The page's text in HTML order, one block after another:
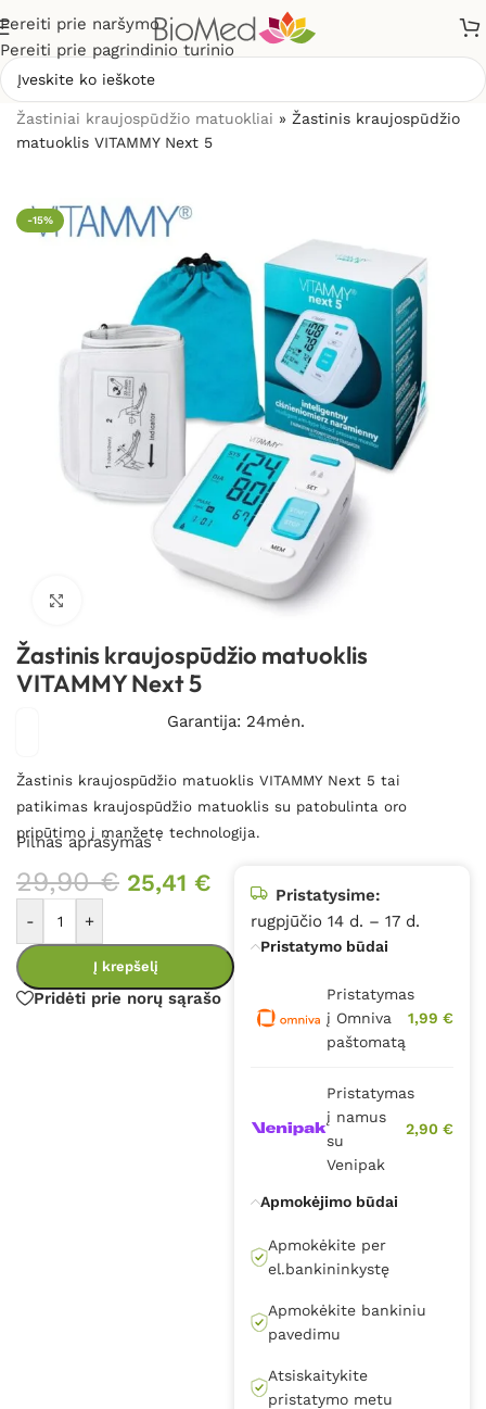
Pereiti prie naršymo
Pereiti prie pagrindinio turinio
Žastiniai kraujospūdžio matuokliai » Žastinis kraujospūdžio
matuoklis VITAMMY Next 5
-15%
Spustelėkite, kad padidintumėte
Žastinis kraujospūdžio matuoklis
VITAMMY Next 5
Garantija: 24mėn.
Žastinis kraujospūdžio matuoklis VITAMMY Next 5 tai
patikimas kraujospūdžio matuoklis su patobulinta oro
pripūtimo į manžetę technologija.
Pilnas aprašymas
29,90€ 25,41 €
- +
Į krepšelį
Pridėti prie norų sąrašo
Pristatysime:
rugpjūčio 14 d. – 17 d.
Pristatymo būdai
Pristatymas
į Omniva
paštomatą
1,99 €
Pristatymas
į namus
su
Venipak
2,90 €
Apmokėjimo būdai
Apmokėkite per
el.bankininkystę
Apmokėkite bankiniu
pavedimu
Atsiskaitykite
pristatymo metu